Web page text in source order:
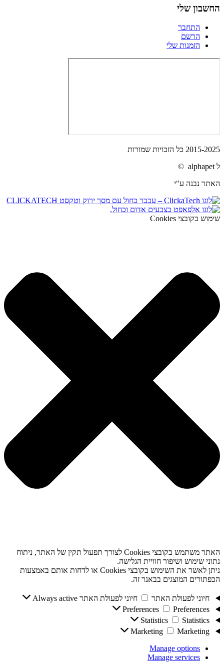
החשבון שלי
התחבר
הרשם
הזמנות שלי
2015-2025 כל הזכויות שמורות
ל alphapet ©
האתר נבנה ע"י
שימוש בקובצי Cookies
האתר משתמש בקובצי Cookies לצורך תפעול תקין של האתר, ניתוח
נתוני שימוש ושיפור חוויית הגלישה.
ניתן לאשר את השימוש בקובצי Cookies או לדחות אותם באמצעות
הכפתורים המוצגים בבאנר זה.
חיוני לפעולת האתר חיוני לפעולת האתר Always active
Preferences
Preferences
Statistics
Statistics
Marketing
Marketing
Manage options
Manage services